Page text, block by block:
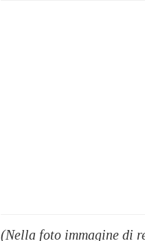
(Nella foto immagine di